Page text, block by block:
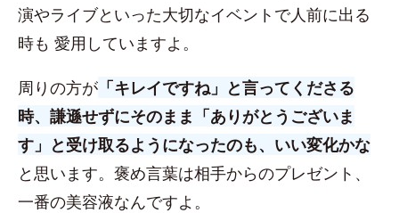
演やライブといった大切なイベントで人前に出る
時も 愛用していますよ。
周りの方が 「キレイですね」と言ってくださる
時、謙遜せずにそのまま「ありがとうございま
す」と受け取るようになったのも、いい変化かな
と思います。褒め言葉は相手からのプレゼント、
一番の美容液なんですよ。